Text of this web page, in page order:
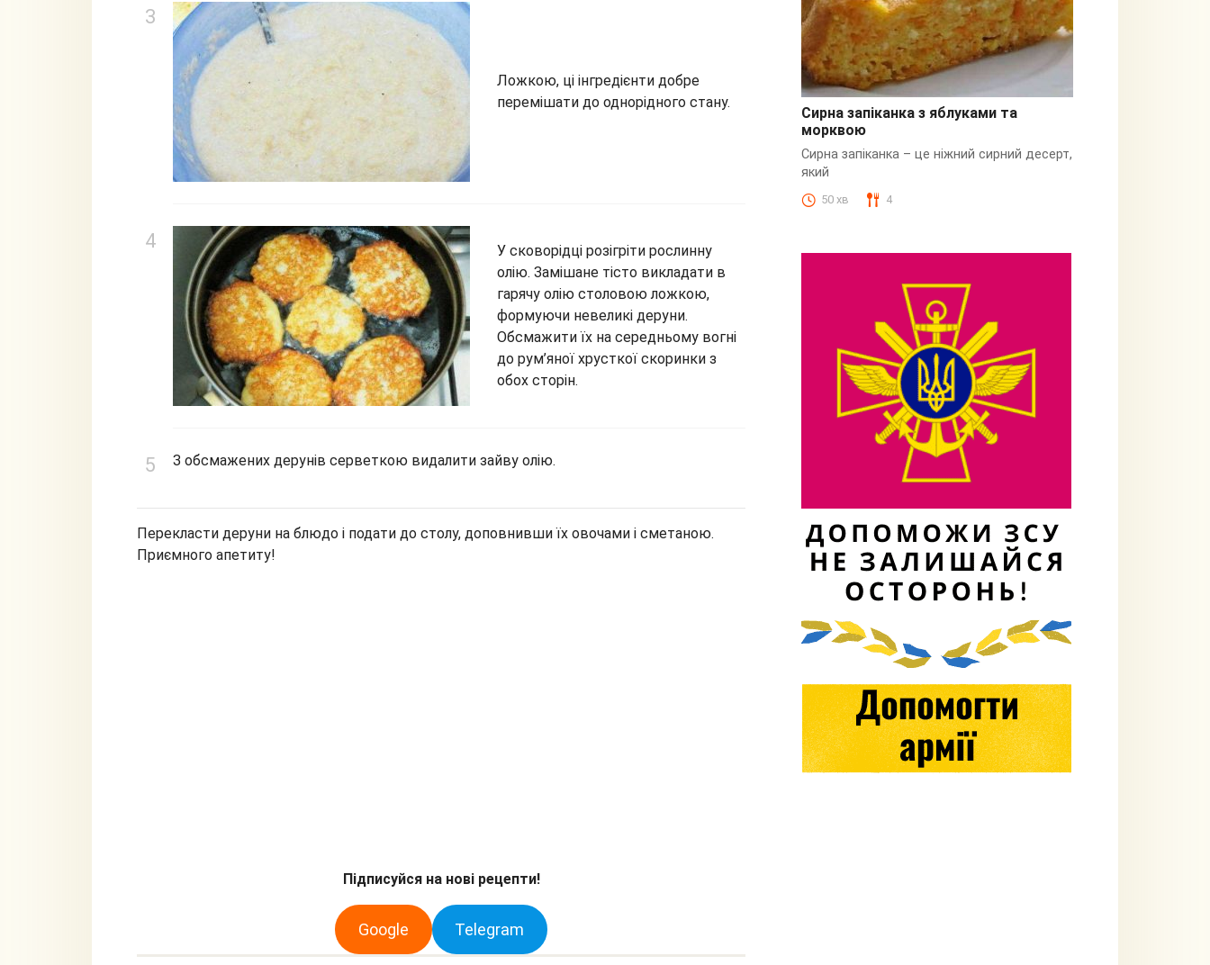
Ложкою, ці інгредієнти добре
перемішати до однорідного стану.
У сковорідці розігріти рослинну
олію. Замішане тісто викладати в
гарячу олію столовою ложкою,
формуючи невеликі деруни.
Обсмажити їх на середньому вогні
до рум’яної хрусткої скоринки з
обох сторін.
З обсмажених дерунів серветкою видалити зайву олію.
Перекласти деруни на блюдо і подати до столу, доповнивши їх овочами і сметаною.
Приємного апетиту!
Підписуйся на нові рецепти!
Google Telegram
Сирна
Сирна запіканка з яблуками та
морквою
Сирна запіканка – це ніжний сирний десерт,
який
50 хв 4